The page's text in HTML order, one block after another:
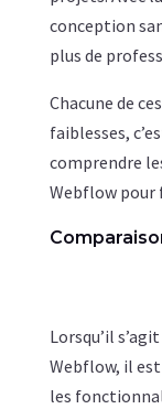
conception
plus de
Chacune de
faiblesses,
comprendre
Webflow pour
Lorsqu’il
Webflow, il
les